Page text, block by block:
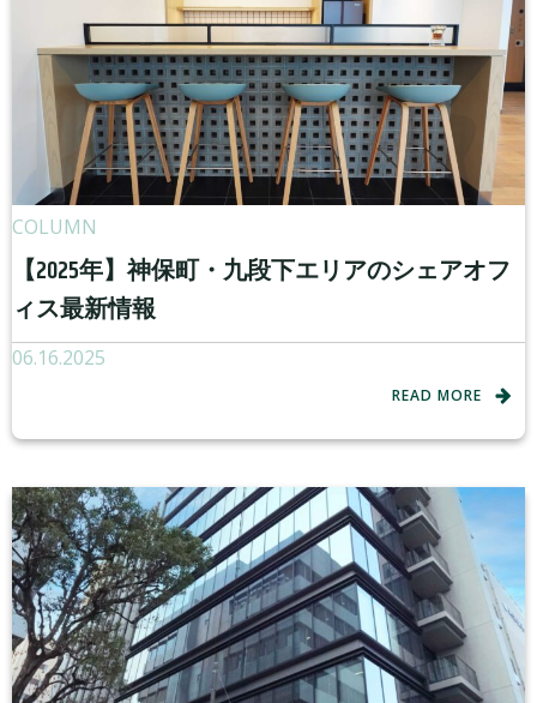
COLUMN
【2025年】神保町・九段下エリアのシェアオフ
ィス最新情報
06.16.2025
READ MORE